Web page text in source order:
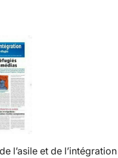
l’asile et de l’intégration